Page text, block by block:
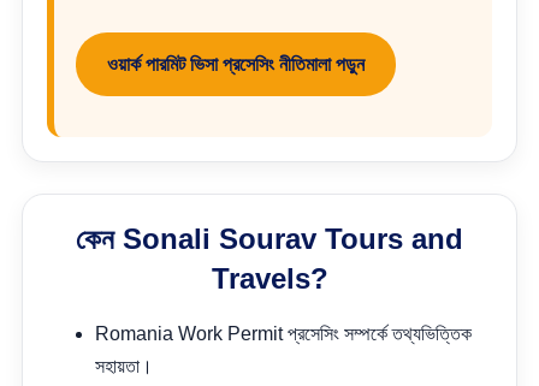
ওয়ার্ক পারমিট ভিসা প্রসেসিং নীতিমালা পড়ুন
কেন Sonali Sourav Tours and
Travels?
Romania Work Permit প্রসেসিং সম্পর্কে তথ্যভিত্তিক
সহায়তা।